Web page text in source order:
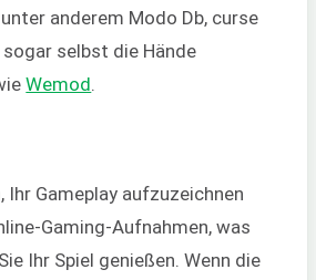
anderem Modo Db, curse
selbst die Hände
Wemod
Ihr Gameplay aufzuzeichnen
Gaming-Aufnahmen, was
Ihr Spiel genießen. Wenn die